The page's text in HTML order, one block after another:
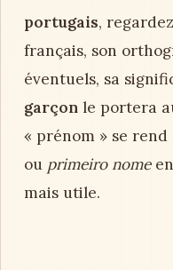
portugais,
français, son
éventuels, sa
garçon le portera
« prénom » se
ou primeiro nomeen
mais utile.